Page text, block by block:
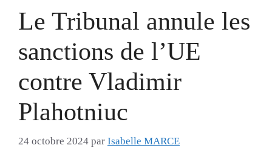
Le Tribunal annule les
sanctions de l’UE
contre Vladimir
Plahotniuc
24 octobre 2024 par Isabelle MARCE